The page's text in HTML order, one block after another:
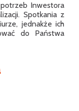
Inwestora
Spotkania z
jednakże ich
do Państwa